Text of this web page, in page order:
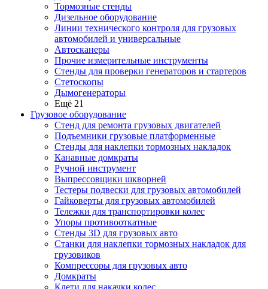
Тормозные стенды
Дизельное оборудование
Линии технического контроля для грузовых
автомобилей и универсальные
Автосканеры
Прочие измерительные инструменты
Стенды для проверки генераторов и стартеров
Стетоскопы
Дымогенераторы
Ещё 21
Грузовое оборудование
Стенд для ремонта грузовых двигателей
Подъемники грузовые платформенные
Стенды для наклепки тормозных накладок
Канавные домкраты
Ручной инструмент
Выпрессовщики шкворней
Тестеры подвески для грузовых автомобилей
Гайковерты для грузовых автомобилей
Тележки для транспортировки колес
Упоры противооткатные
Стенды 3D для грузовых авто
Станки для наклепки тормозных накладок для
грузовиков
Компрессоры для грузовых авто
Домкраты
Клети для накачки колес